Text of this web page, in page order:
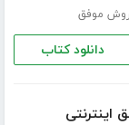
موفق
دانلود کتاب
اینترنتی